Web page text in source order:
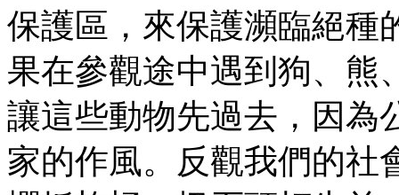
保護區，來保護瀕臨絕種
果在參觀途中遇到狗、熊
讓這些動物先過去，因為
家的作風。反觀我們的社